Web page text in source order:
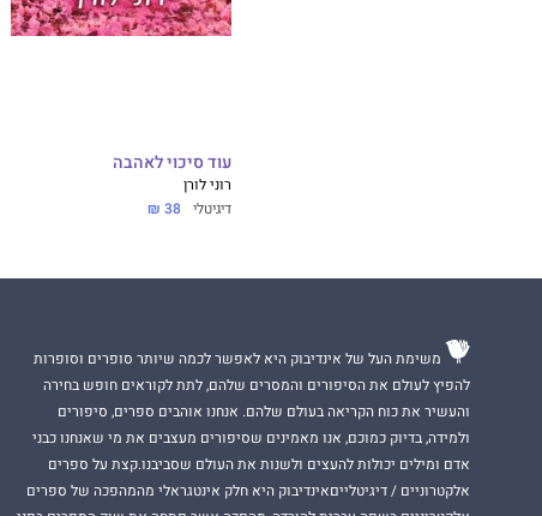
עוד סיכוי לאהבה
רוני לורן
דיגיטלי 38 ₪
משימת העל של אינדיבוק היא לאפשר לכמה שיותר סופרים וסופרות
להפיץ לעולם את הסיפורים והמסרים שלהם, לתת לקוראים חופש בחירה
והעשיר את כוח הקריאה בעולם שלהם. אנחנו אוהבים ספרים, סיפורים
ולמידה, בדיוק כמוכם, אנו מאמינים שסיפורים מעצבים את מי שאנחנו כבני
אדם ומילים יכולות להעצים ולשנות את העולם שסביבנו.קצת על ספרים
אלקטרוניים / דיגיטלייםאינדיבוק היא חלק אינטגראלי מהמהפכה של ספרים